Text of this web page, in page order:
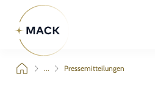
... Pressemitteilungen